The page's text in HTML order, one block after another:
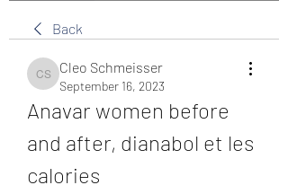
Back
Cleo Schmeisser
Cleo Schmeisser
September 16, 2023
Anavar women before
and after, dianabol et les
calories